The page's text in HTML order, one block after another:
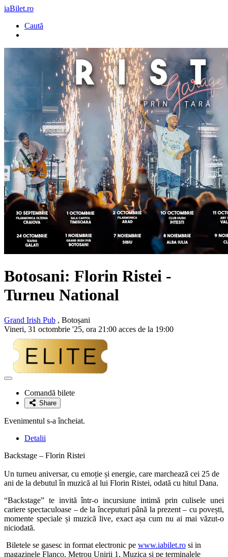
iaBilet.ro
Caută
Botosani: Florin Ristei -
Turneu National
Grand Irish Pub , Botoșani
Vineri, 31 octombrie '25, ora 21:00 acces de la 19:00
Adaugă
favoriteComandă bilete
Share
Evenimentul s-a încheiat.
Detalii
Backstage – Florin Ristei
Un turneu aniversar, cu emoție și energie, care marchează cei 25 de
ani de la debutul în muzică al lui Florin Ristei, odată cu hitul Dana.
“Backstage” te invită într-o incursiune intimă prin culisele unei
cariere spectaculoase – de la începuturi până la prezent – cu povești,
momente speciale și muzică live, exact așa cum nu ai mai văzut-o
niciodată.
Biletele se gasesc in format electronic pe www.iabilet.ro si in
magazinele Flanco, Metrou Unirii 1, Muzica si pe terminalele